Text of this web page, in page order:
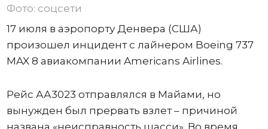
Фото: соцсети
17 июля в аэропорту Денвера (США)
произошел инцидент с лайнером Boeing 737
MAX 8 авиакомпании Americans Airlines.
Рейс АА3023 отправлялся в Майами, но
вынужден был прервать взлет – причиной
названа «неисправность шасси». Во время